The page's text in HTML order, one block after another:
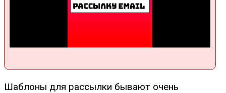
Шаблоны для рассылки бывают очень